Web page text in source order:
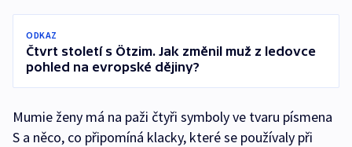
ODKAZ
Čtvrt století s Ötzim. Jak změnil muž z ledovce
pohled na evropské dějiny?
Mumie ženy má na paži čtyři symboly ve tvaru písmena
S a něco, co připomíná klacky, které se používaly při